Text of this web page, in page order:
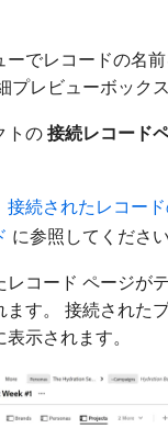
ーでレコードの名
プレビューボック
トの​ 接続レコード
接続されたレコー
に参照してください
レコード ページが
ます。 接続された
示されます。